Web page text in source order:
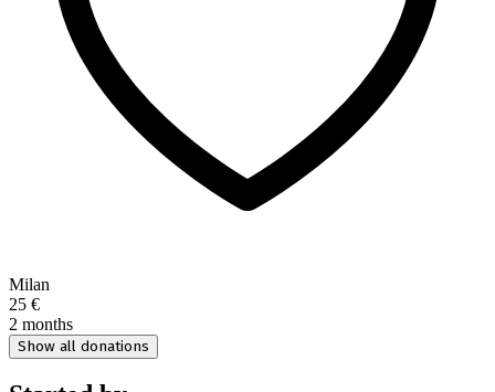
Milan
25 €
2 months
Show all donations